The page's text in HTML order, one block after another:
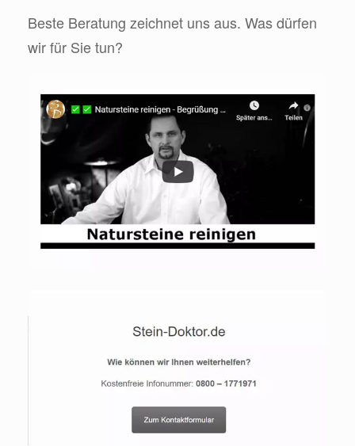
Beste Beratung zeichnet uns aus. Was dürfen
wir für Sie tun?